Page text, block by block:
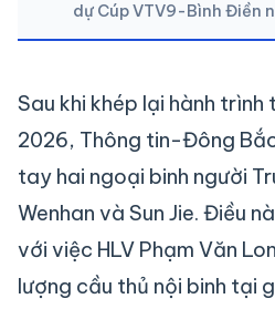
dự Cúp VTV9-Bình Điền
Sau khi khép lại hành trình
2026, Thông tin-Đông
tay hai ngoại binh người
Wenhan và Sun Jie. Điều
với việc HLV Phạm Văn
lượng cầu thủ nội binh tại